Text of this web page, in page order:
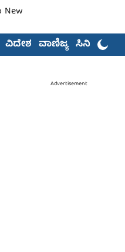
ವಿದೇಶ ವಾಣಿಜ್ಯ ಸಿನಿಮಾ
Advertisement